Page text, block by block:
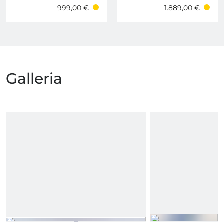
999,00 € 1.889,00 €
Galleria